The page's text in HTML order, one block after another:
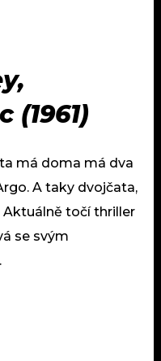
(1961)
má doma má dva
A taky dvojčata,
Aktuálně točí thriller
se svým